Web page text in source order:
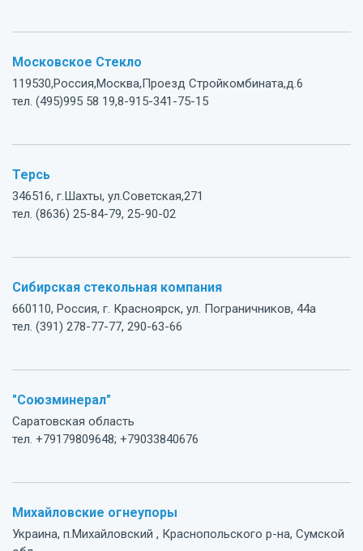
Московское Стекло
119530,Россия,Москва,Проезд Стройкомбината,д.6
тел. (495)995 58 19,8-915-341-75-15
Терсь
346516, г.Шахты, ул.Советская,271
тел. (8636) 25-84-79, 25-90-02
Сибирская стекольная компания
660110, Россия, г. Красноярск, ул. Пограничников, 44а
тел. (391) 278-77-77, 290-63-66
"Союзминерал"
Саратовская область
тел. +79179809648; +79033840676
Михайловские огнеупоры
Украина, п.Михайловский , Краснопольского р-на, Сумской